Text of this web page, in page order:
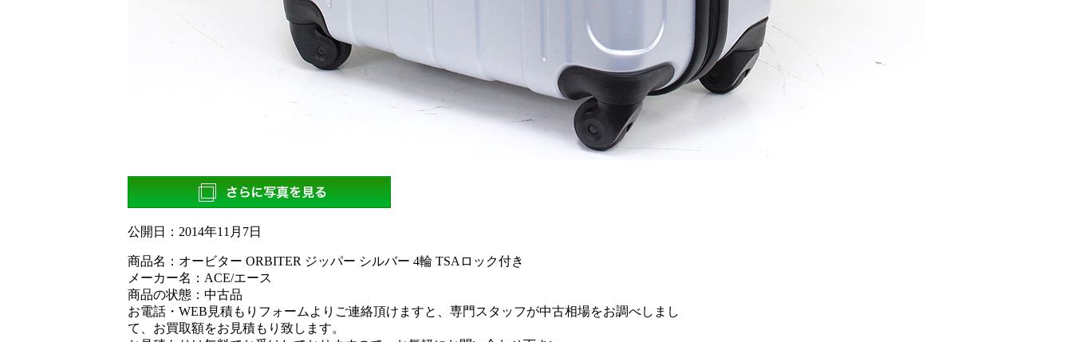
公開日： 2014年11月7日
商品名：オービター ORBITER ジッパー シルバー 4輪 TSAロック付き
メーカー名：ACE/エース
商品の状態：中古品
お電話・WEB見積もりフォームよりご連絡頂けますと、専門スタッフが中古相場をお調べしまし
て、お買取額をお見積もり致します。